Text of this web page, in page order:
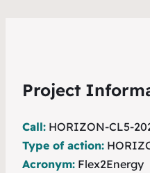
Project
Call: HORIZON-CL5-
Type of action:
Acronym: Flex2Energy